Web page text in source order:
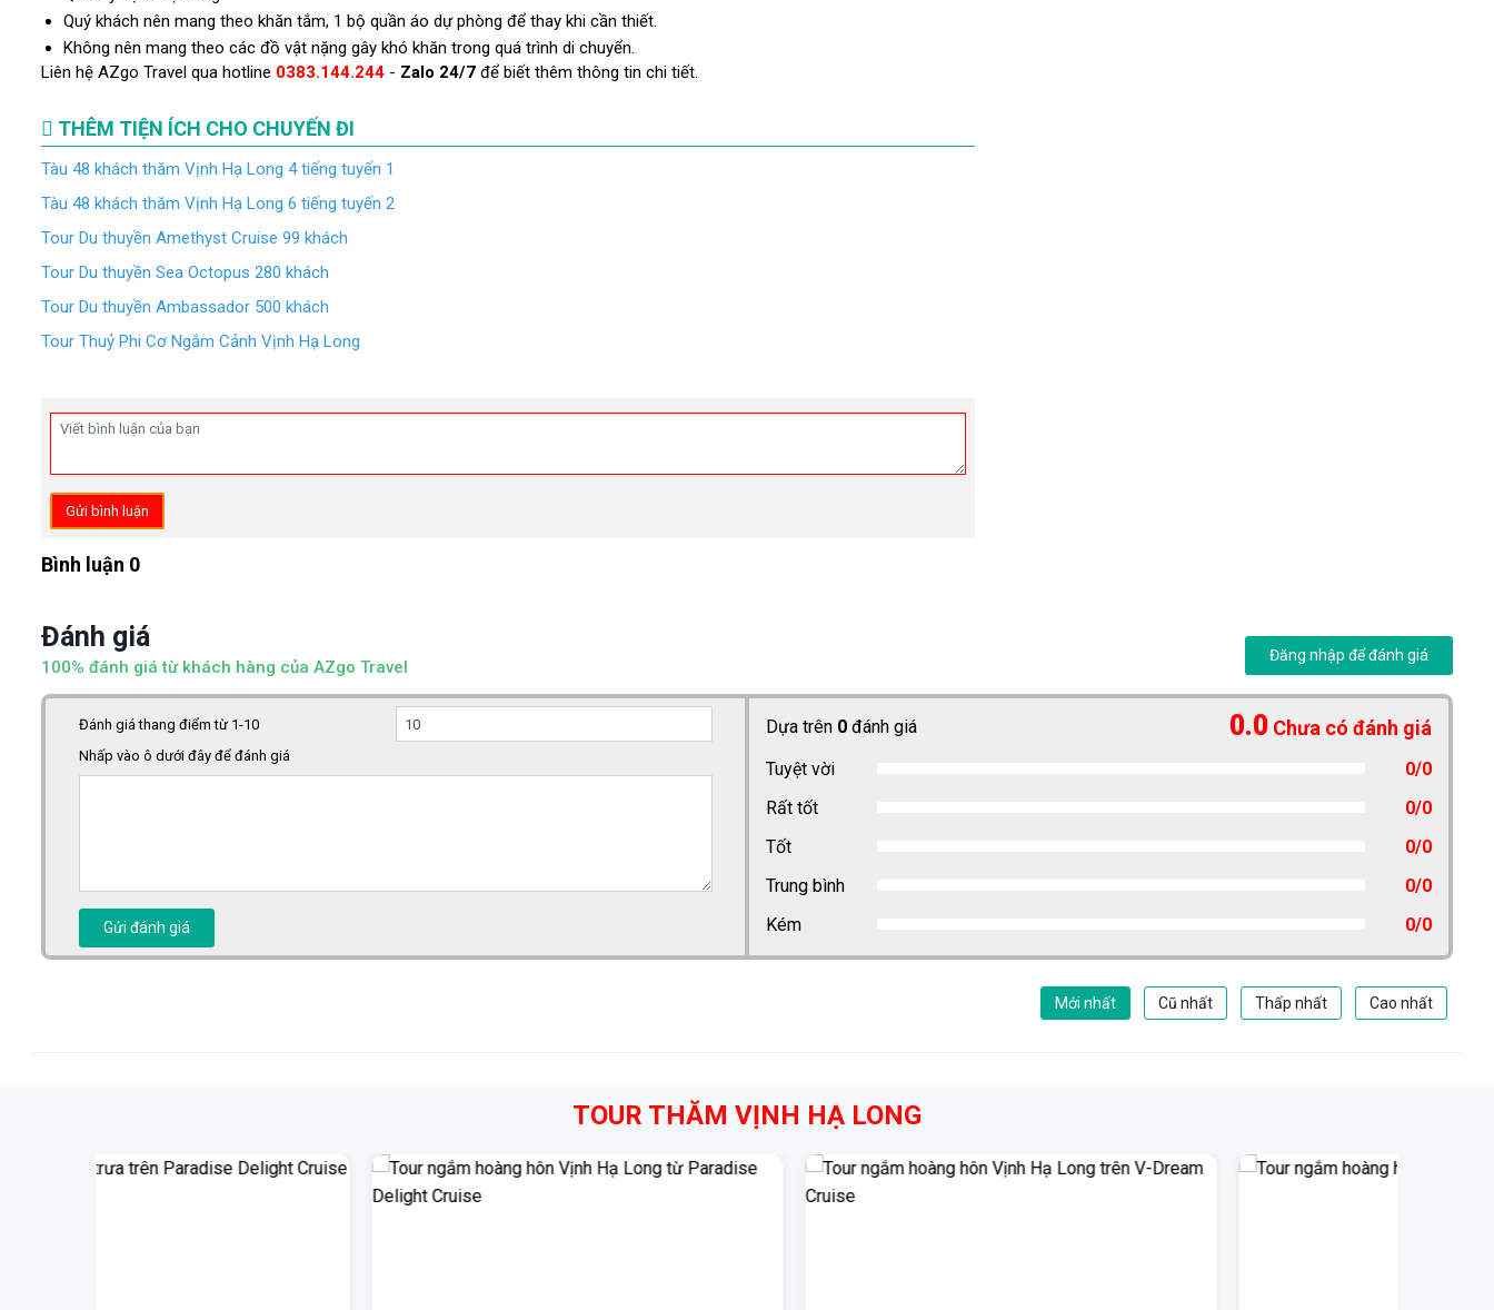
Quý khách nên mang theo khăn tắm, 1 bộ quần áo dự phòng để thay khi cần thiết.
Không nên mang theo các đồ vật nặng gây khó khăn trong quá trình di chuyển.
Liên hệ AZgo Travel qua hotline 0383.144.244 - Zalo 24/7 để biết thêm thông tin chi tiết.
THÊM TIỆN ÍCH CHO CHUYẾN ĐI
Tàu 48 khách thăm Vịnh Hạ Long 4 tiếng tuyến 1
Tàu 48 khách thăm Vịnh Hạ Long 6 tiếng tuyến 2
Tour Du thuyền Amethyst Cruise 99 khách
Tour Du thuyền Sea Octopus 280 khách
Tour Du thuyền Ambassador 500 khách
Tour Thuỷ Phi Cơ Ngắm Cảnh Vịnh Hạ Long
Gửi bình luận
Bình luận 0
Đánh giá
100% đánh giá từ khách hàng của AZgo Travel
Đăng nhập để đánh giá
Đánh giá thang điểm từ 1-10
Nhấp vào ô dưới đây để đánh giá
Gửi đánh giá
Dựa trên 0 đánh giá 0.0 Chưa có đánh giá
Tuyệt vời
0/0
Rất tốt
0/0
Tốt
0/0
Trung bình
0/0
Kém
0/0
Mới nhất Cũ nhất Thấp nhất Cao nhất
TOUR THĂM VỊNH HẠ LONG